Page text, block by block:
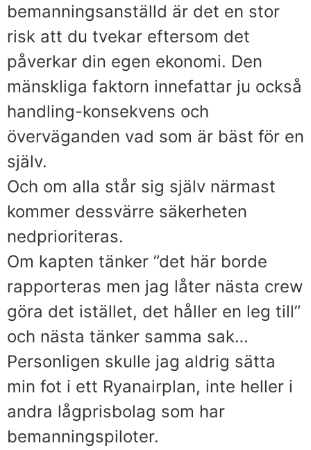
bemanningsanställd är det en stor
risk att du tvekar eftersom det
påverkar din egen ekonomi. Den
mänskliga faktorn innefattar ju också
handling-konsekvens och
överväganden vad som är bäst för en
själv.
Och om alla står sig själv närmast
kommer dessvärre säkerheten
nedprioriteras.
Om kapten tänker ”det här borde
rapporteras men jag låter nästa crew
göra det istället, det håller en leg till”
och nästa tänker samma sak…
Personligen skulle jag aldrig sätta
min fot i ett Ryanairplan, inte heller i
andra lågprisbolag som har
bemanningspiloter.